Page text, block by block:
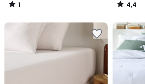
1
/
4,4
/